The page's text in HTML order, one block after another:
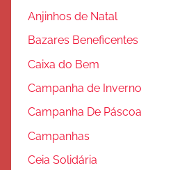
Anjinhos de Natal
Bazares Beneficentes
Caixa do Bem
Campanha de Inverno
Campanha De Páscoa
Campanhas
Ceia Solidária